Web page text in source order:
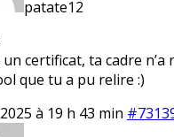
patate12
certificat, ta cadre n’a
que tu a pu relire :)
à 19 h 43 min